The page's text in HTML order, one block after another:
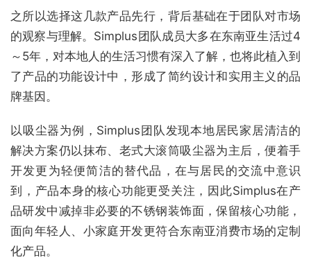
之所以选择这几款产品先行，背后基础在于团队对市场
的观察与理解。Simplus团队成员大多在东南亚生活过4
～5年，对本地人的生活习惯有深入了解，也将此植入到
了产品的功能设计中，形成了简约设计和实用主义的品
牌基因。
以吸尘器为例，Simplus团队发现本地居民家居清洁的
解决方案仍以抹布、老式大滚筒吸尘器为主后，便着手
开发更为轻便简洁的替代品，在与居民的交流中意识
到，产品本身的核心功能更受关注，因此Simplus在产
品研发中减掉非必要的不锈钢装饰面，保留核心功能，
面向年轻人、小家庭开发更符合东南亚消费市场的定制
化产品。